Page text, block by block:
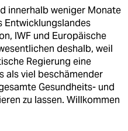
innerhalb weniger Monate
Entwicklungslandes
IWF und Europäische
deshalb, weil
Regierung eine
als viel beschämender
Gesundheits- und
zu lassen. Willkommen